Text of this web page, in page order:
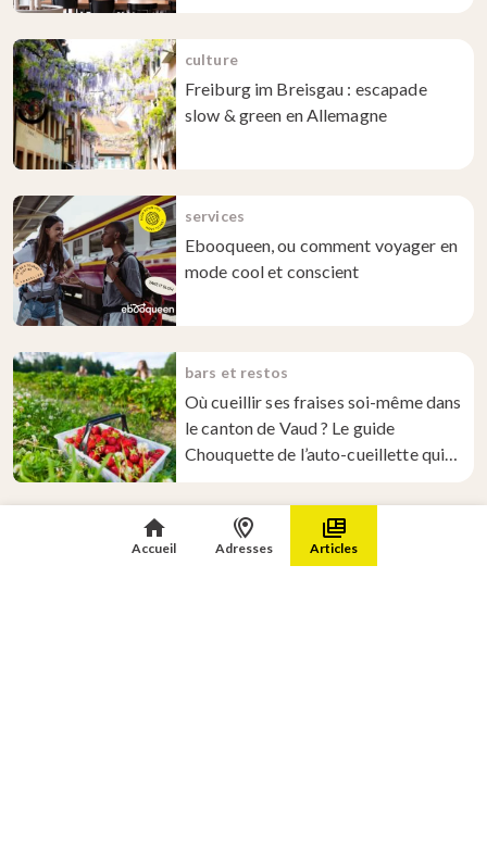
culture
Freiburg im Breisgau : escapade
slow & green en Allemagne
services
Ebooqueen, ou comment voyager en
mode cool et conscient
bars et restos
Où cueillir ses fraises soi-même dans
le canton de Vaud ? Le guide
Chouquette de l’auto-cueillette qui
+ d'adresses
Accueil Adresses Articles